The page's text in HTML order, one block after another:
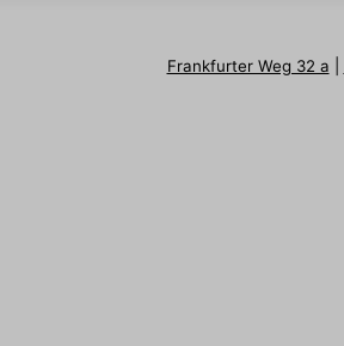
Frankfurter Weg 32 a